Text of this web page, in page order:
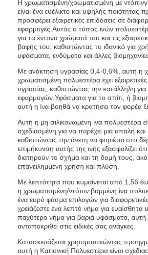
Η χρωματισμένη/χρωματισμένη με
είναι ένα ευέλικτο και υψηλής ποιότητας
προσφέρει εξαιρετικές επιδόσεις σε
εφαρμογές.Αυτός ο τύπος ινών
για τα έντονα χρώματά του και τις
βαφής του, καθιστώντας το ιδανικό για
υφάσματα, ενδύματα και άλλες βιομηχανίες.
Με ανάκτηση υγρασίας 0,4-0,6%, αυτή η
χρωματισμένη πολυεστέρα έχει εξαιρετικές
υγρασίας, καθιστώντας την κατάλληλη
εφαρμογών.Υφάσματα για το σπίτι, ή
αυτή η ίνα βοηθά να κρατήσει τον φορέα
Αυτή η μη σιλικονωμένη ίνα πολυεστέρα
σχεδιασμένη για να παρέχει μια απαλή
καθιστώντας την άνετη να φοριέται στο
επιμήκυνση αυτής της ινής εξασφαλίζει
διατηρούν το σχήμα και τη δομή τους,
επανειλημμένη χρήση και πλύση.
Με λεπτότητα που κυμαίνεται από 1,56
η χρωματισμένη/ντόπιν βαμμένη ίνα
ένα ευρύ φάσμα επιλογών για
χρειάζεστε ένα λεπτό νήμα για ευαίσθητα
παχύτερο νήμα για βαριά υφάσματα, αυτή
ανταποκριθεί στις ειδικές σας ανάγκες.
Κατασκευάζεται χρησιμοποιώντας
αυτή η Κατιονική Πολυεστέρα είναι